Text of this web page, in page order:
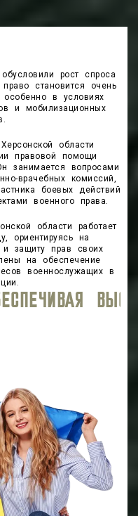
рост спроса
становится очень
в условиях
и мобилизационных
области
правовой помощи
занимается вопросами
врачебных комиссий,
боевых действий
военного права.
области работает
ориентируясь на
и защиту прав своих
на обеспечение
военнослужащих в